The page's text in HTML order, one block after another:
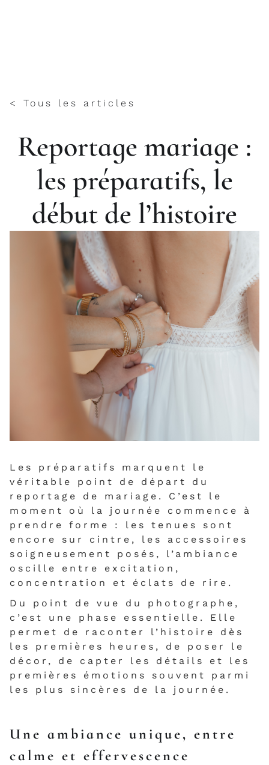
< Tous les articles
Reportage mariage :
les préparatifs, le
début de l’histoire
Les préparatifs marquent le
véritable point de départ du
reportage de mariage. C’est le
moment où la journée commence à
prendre forme : les tenues sont
encore sur cintre, les accessoires
soigneusement posés, l’ambiance
oscille entre excitation,
concentration et éclats de rire.
Du point de vue du photographe,
c’est une phase essentielle. Elle
permet de raconter l’histoire dès
les premières heures, de poser le
décor, de capter les détails et les
premières émotions souvent parmi
les plus sincères de la journée.
Une ambiance unique, entre
calme et effervescence